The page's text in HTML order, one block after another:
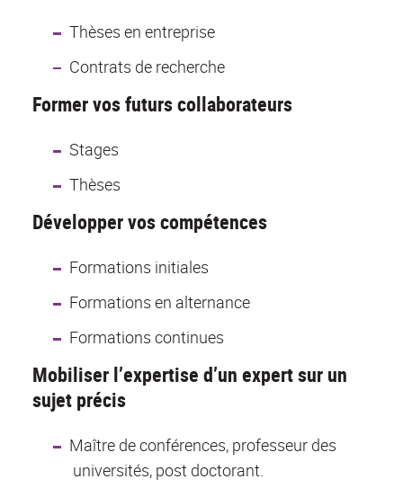
Thèses en entreprise
Contrats de recherche
Former vos futurs collaborateurs
Stages
Thèses
Développer vos compétences
Formations initiales
Formations en alternance
Formations continues
Mobiliser l’expertise d’un expert sur un
sujet précis
Maître de conférences, professeur des
universités, post doctorant.